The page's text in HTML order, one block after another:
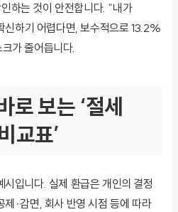
하는 것이 안전합니다. “내가
하기 어렵다면, 보수적으로 13.2%
가 줄어듭니다.
로 보는 ‘절세
교표’
입니다. 실제 환급은 개인의 결정
제·감면, 회사 반영 시점 등에 따라